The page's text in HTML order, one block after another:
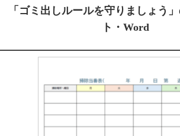
「ゴミ出しルールを守りましょう
ト・Word